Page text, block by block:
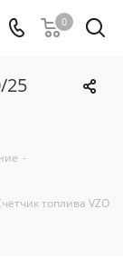
0
25
-
топлива VZO